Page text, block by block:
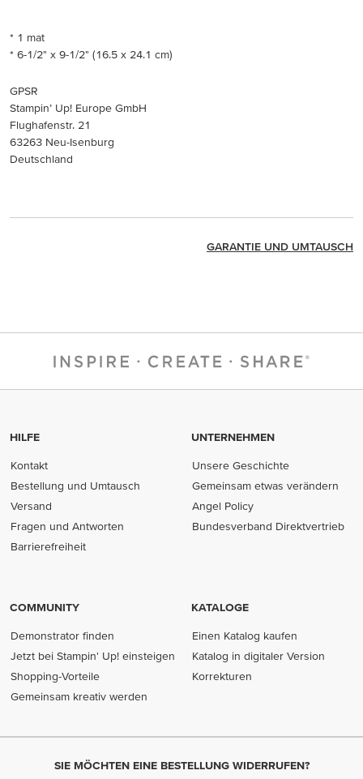
* 1 mat
* 6-1/2" x 9-1/2" (16.5 x 24.1 cm)
GPSR
Stampin’ Up! Europe GmbH
Flughafenstr. 21
63263 Neu-Isenburg
Deutschland
GARANTIE UND UMTAUSCH
HILFE
Kontakt
Bestellung und Umtausch
Versand
Fragen und Antworten
Barrierefreiheit
UNTERNEHMEN
Unsere Geschichte
Gemeinsam etwas verändern
Angel Policy
Bundesverband Direktvertrieb
COMMUNITY
Demonstrator finden
Jetzt bei Stampin' Up! einsteigen
Shopping-Vorteile
Gemeinsam kreativ werden
KATALOGE
Einen Katalog kaufen
Katalog in digitaler Version
Korrekturen
SIE MÖCHTEN EINE BESTELLUNG WIDERRUFEN?